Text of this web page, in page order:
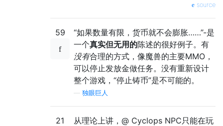
source
59
“如果数量有限，货币就不会膨胀……”-是
一个真实但无用的陈述的很好例子。有
没有合理的方式，像魔兽的主要MMO，
可以停止发放金做任务。没有重新设计
整个游戏，“停止铸币”是不可能的。
独眼巨人
21
从理论上讲，@ Cyclops NPC只能在玩